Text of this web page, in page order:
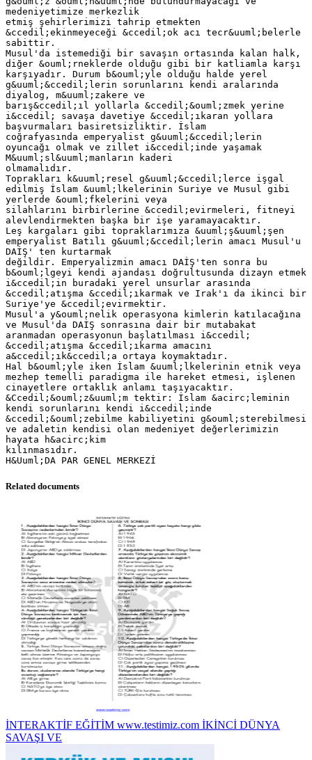
medeniyetimize merkezlik
etmiş şehirlerimizi tahrip etmekten
&ccedil;ekinmeyeceği &ccedil;ok acı tecr&uuml;belerle
sabittir.
Musul'da istemediği bir savaşın ortasında kalan halk,
diğer &ouml;rneklerde olduğu gibi bir katliamla karşı
karşıyadır. Durum b&ouml;yle olduğu halde yerel
g&uuml;&ccedil;lerin sorunlarını kendi aralarında
diyalog, m&uuml;zakere ve
barış&ccedil;ıl yollarla &ccedil;&ouml;zmek yerine
i&ccedil; savaşa davetiye &ccedil;ıkaran yollara
başvurmaları basiretsizliktir. İslam
coğrafyasında emperyalist g&uuml;&ccedil;lerin
oyuncağı olmak ve zillet i&ccedil;inde yaşamak
M&uuml;sl&uuml;manların kaderi
olmamalıdır.
Toprakları k&uuml;resel g&uuml;&ccedil;lerce işgal
edilmiş İslam &uuml;lkelerinin Suriye ve Musul gibi
yerlerde &ouml;fkelerini veya
silahlarını birbirlerine &ccedil;evirmeleri, fitneyi
alevlendirmekten başka bir işe yaramayacaktır.
Leş kargaları gibi topraklarımıza &uuml;ş&uuml;şen
emperyalist Batılı g&uuml;&ccedil;lerin amacı Musul'u
DAİŞ' ten kurtarmak
değildir. Emperyalizmin amacı DAİŞ'ten sonra bu
b&ouml;lgeyi kendi ajandası doğrultusunda dizayn etmek
i&ccedil;in buradaki yerel unsurlar arasında
&ccedil;atışma &ccedil;ıkarmak ve Irak'ı da ikinci bir
Suriye'ye &ccedil;evirmektir.
Musul'a y&ouml;nelik operasyona kimlerin katılacağına
ve Musul'da DAİŞ sonrasına dair bir mutabakat
aranmadan operasyonun başlatılması i&ccedil;
&ccedil;atışma &ccedil;ıkarma amacını
a&ccedil;ık&ccedil;a ortaya koymaktadır.
Hal b&ouml;yle iken İslam &uuml;lkelerinin etnik veya
mezhep temelli paradigma ile hareket etmesi, işlenen
cinayetlere ortaklık anlamı taşıyacaktır.
&Ccedil;&ouml;z&uuml;m tektir: İslam &acirc;leminin
kendi sorunlarını kendi i&ccedil;inde
&ccedil;&ouml;zebilme kabiliyetini g&ouml;sterebilmesi
ve adaletin kendisi olan medeniyet değerlerimizin
hayata h&acirc;kim
kılınmasıdır.
Related documents
İNTERAKTİF EĞİTİM www.testimiz.com İKİNCİ DÜNYA
SAVAŞI VE